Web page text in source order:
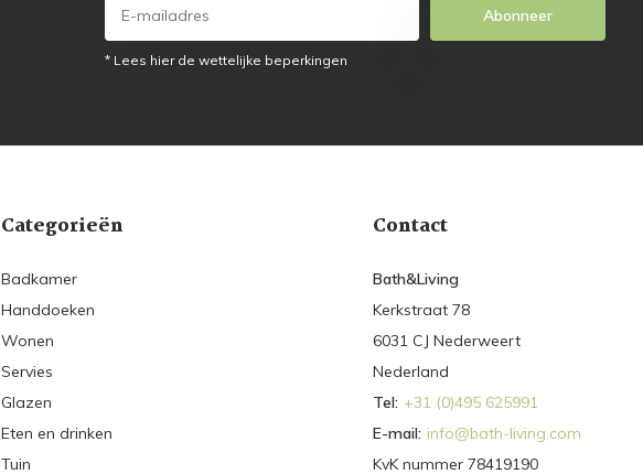
Abonneer
* Lees hier de wettelijke beperkingen
Categorieën
Badkamer
Handdoeken
Wonen
Servies
Glazen
Eten en drinken
Tuin
Contact
Bath&Living
Kerkstraat 78
6031 CJ Nederweert
Nederland
Tel: +31 (0)495 625991
E-mail: info@bath-living.com
KvK nummer 78419190